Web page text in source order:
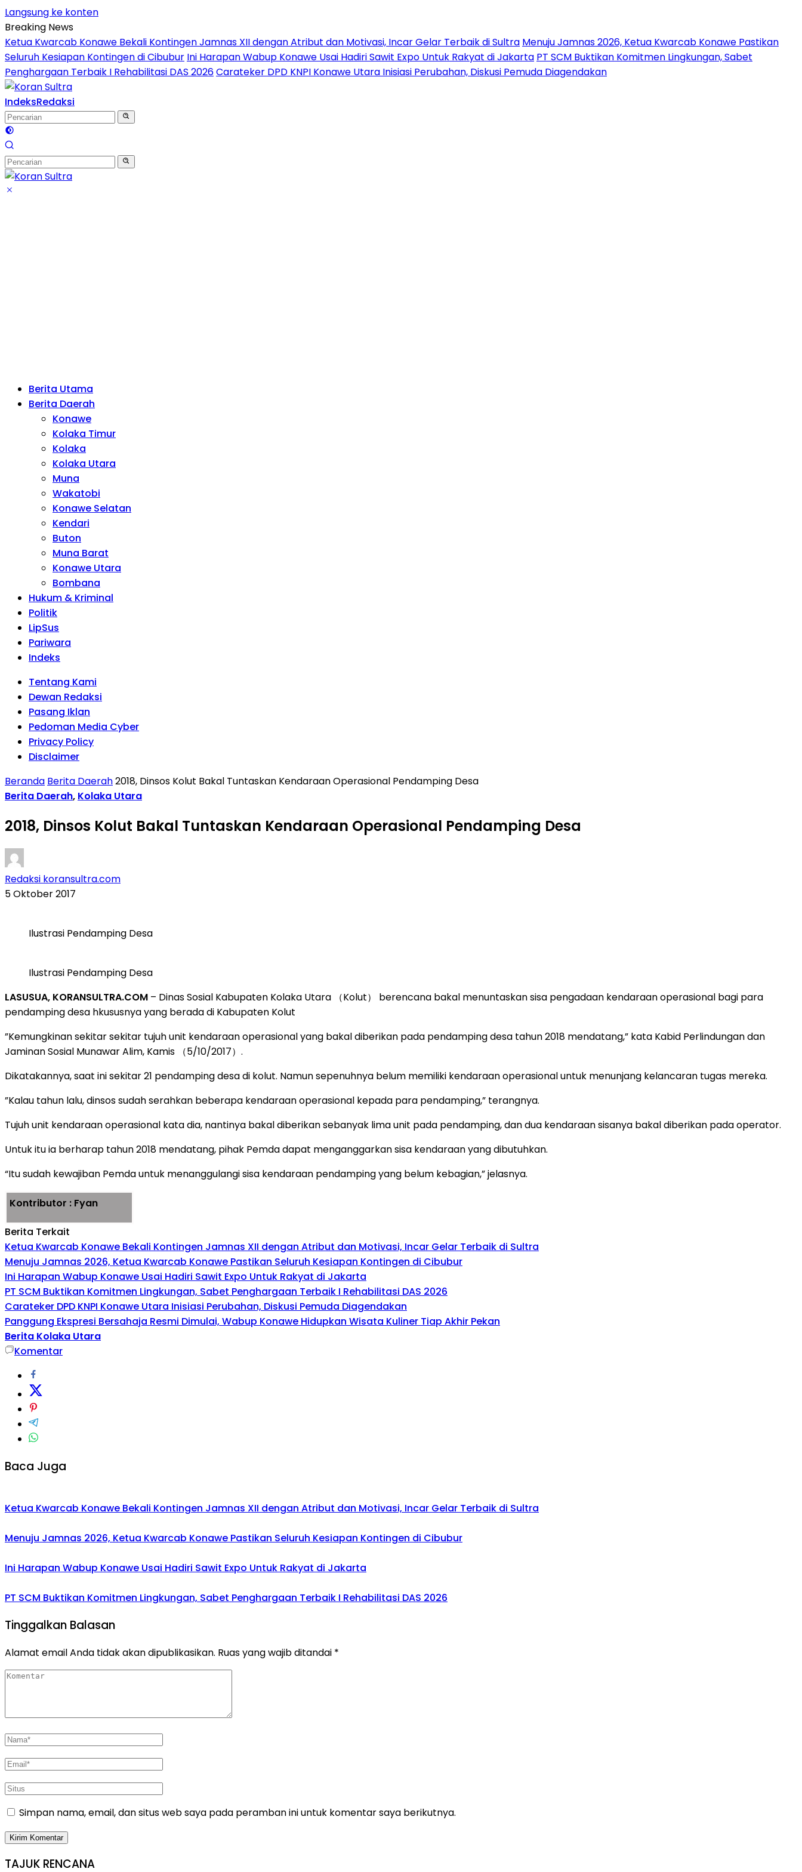
Langsung ke konten
Breaking News
Ketua Kwarcab Konawe Bekali Kontingen Jamnas XII dengan Atribut dan Motivasi, Incar Gelar Terbaik di Sultra Menuju Jamnas 2026, Ketua Kwarcab Konawe Pastikan
Seluruh Kesiapan Kontingen di Cibubur Ini Harapan Wabup Konawe Usai Hadiri Sawit Expo Untuk Rakyat di Jakarta PT SCM Buktikan Komitmen Lingkungan, Sabet
Penghargaan Terbaik I Rehabilitasi DAS 2026Carateker DPD KNPI Konawe Utara Inisiasi Perubahan, Diskusi Pemuda Diagendakan
IndeksRedaksi
Berita Utama
Berita Daerah
Konawe
Kolaka Timur
Kolaka
Kolaka Utara
Muna
Wakatobi
Konawe Selatan
Kendari
Buton
Muna Barat
Konawe Utara
Bombana
Hukum & Kriminal
Politik
LipSus
Pariwara
Indeks
Tentang Kami
Dewan Redaksi
Pasang Iklan
Pedoman Media Cyber
Privacy Policy
Disclaimer
Beranda Berita Daerah2018, Dinsos Kolut Bakal Tuntaskan Kendaraan Operasional Pendamping Desa
Berita Daerah, Kolaka Utara
2018, Dinsos Kolut Bakal Tuntaskan Kendaraan Operasional Pendamping Desa
Redaksi koransultra.com
5 Oktober 2017
Ilustrasi Pendamping Desa
Ilustrasi Pendamping Desa
LASUSUA, KORANSULTRA.COM – Dinas Sosial Kabupaten Kolaka Utara （Kolut） berencana bakal menuntaskan sisa pengadaan kendaraan operasional bagi para
pendamping desa hkususnya yang berada di Kabupaten Kolut
”Kemungkinan sekitar sekitar tujuh unit kendaraan operasional yang bakal diberikan pada pendamping desa tahun 2018 mendatang,” kata Kabid Perlindungan dan
Jaminan Sosial Munawar Alim, Kamis （5/10/2017）.
Dikatakannya, saat ini sekitar 21 pendamping desa di kolut. Namun sepenuhnya belum memiliki kendaraan operasional untuk menunjang kelancaran tugas mereka.
”Kalau tahun lalu, dinsos sudah serahkan beberapa kendaraan operasional kepada para pendamping,” terangnya.
Tujuh unit kendaraan operasional kata dia, nantinya bakal diberikan sebanyak lima unit pada pendamping, dan dua kendaraan sisanya bakal diberikan pada operator.
Untuk itu ia berharap tahun 2018 mendatang, pihak Pemda dapat menganggarkan sisa kendaraan yang dibutuhkan.
“Itu sudah kewajiban Pemda untuk menanggulangi sisa kendaraan pendamping yang belum kebagian,” jelasnya.
Kontributor : Fyan
Berita Terkait
Ketua Kwarcab Konawe Bekali Kontingen Jamnas XII dengan Atribut dan Motivasi, Incar Gelar Terbaik di Sultra
Menuju Jamnas 2026, Ketua Kwarcab Konawe Pastikan Seluruh Kesiapan Kontingen di Cibubur
Ini Harapan Wabup Konawe Usai Hadiri Sawit Expo Untuk Rakyat di Jakarta
PT SCM Buktikan Komitmen Lingkungan, Sabet Penghargaan Terbaik I Rehabilitasi DAS 2026
Carateker DPD KNPI Konawe Utara Inisiasi Perubahan, Diskusi Pemuda Diagendakan
Panggung Ekspresi Bersahaja Resmi Dimulai, Wabup Konawe Hidupkan Wisata Kuliner Tiap Akhir Pekan
Berita Kolaka Utara
Komentar
Baca Juga
Ketua Kwarcab Konawe Bekali Kontingen Jamnas XII dengan Atribut dan Motivasi, Incar Gelar Terbaik di Sultra
Menuju Jamnas 2026, Ketua Kwarcab Konawe Pastikan Seluruh Kesiapan Kontingen di Cibubur
Ini Harapan Wabup Konawe Usai Hadiri Sawit Expo Untuk Rakyat di Jakarta
PT SCM Buktikan Komitmen Lingkungan, Sabet Penghargaan Terbaik I Rehabilitasi DAS 2026
Tinggalkan Balasan
Alamat email Anda tidak akan dipublikasikan. Ruas yang wajib ditandai *
Simpan nama, email, dan situs web saya pada peramban ini untuk komentar saya berikutnya.
TAJUK RENCANA